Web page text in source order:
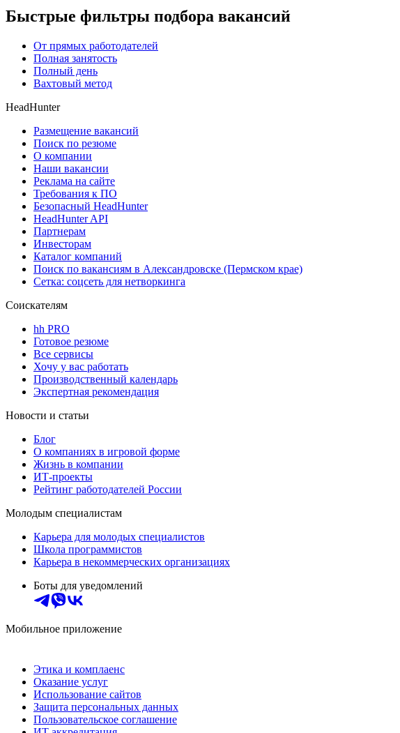
Быстрые фильтры подбора вакансий
От прямых работодателей
Полная занятость
Полный день
Вахтовый метод
HeadHunter
Размещение вакансий
Поиск по резюме
О компании
Наши вакансии
Реклама на сайте
Требования к ПО
Безопасный HeadHunter
HeadHunter API
Партнерам
Инвесторам
Каталог компаний
Поиск по вакансиям в Александровске (Пермском крае)
Сетка: соцсеть для нетворкинга
Соискателям
hh PRO
Готовое резюме
Все сервисы
Хочу у вас работать
Производственный календарь
Экспертная рекомендация
Новости и статьи
Блог
О компаниях в игровой форме
Жизнь в компании
ИТ-проекты
Рейтинг работодателей России
Молодым специалистам
Карьера для молодых специалистов
Школа программистов
Карьера в некоммерческих организациях
Боты для уведомлений
Мобильное приложение
Этика и комплаенс
Оказание услуг
Использование сайтов
Защита персональных данных
Пользовательское соглашение